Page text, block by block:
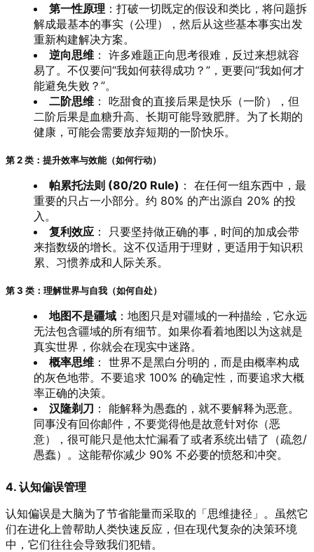
第一性原理 ：打破一切既定的假设和类比，将问题拆
解成最基本的事实（公理），然后从这些基本事实出发
重新构建解决方案。
逆向思维 ： 许多难题正向思考很难，反过来想就容
易了。不仅要问“我如何获得成功？”，更要问“我如何才
能避免失败？”。
二阶思维 ： 吃甜食的直接后果是快乐（一阶），但
二阶后果是血糖升高、长期可能导致肥胖。为了长期的
健康，可能会需要放弃短期的一阶快乐。
第 2 类：提升效率与效能（如何行动）
帕累托法则 (80/20 Rule) ： 在任何一组东西中，最
重要的只占一小部分。约 80% 的产出源自 20% 的投
入。
复利效应 ： 只要坚持做正确的事，时间的加成会带
来指数级的增长。这不仅适用于理财，更适用于知识积
累、习惯养成和人际关系。
第 3 类：理解世界与自我（如何自处）
地图不是疆域 ：地图只是对疆域的一种描绘，它永远
无法包含疆域的所有细节。如果你看着地图以为这就是
真实世界，你就会在现实中迷路。
概率思维 ： 世界不是黑白分明的，而是由概率构成
的灰色地带。不要追求 100% 的确定性，而要追求大概
率正确的决策。
汉隆剃刀 ： 能解释为愚蠢的，就不要解释为恶意。
同事没有回你邮件，不要觉得他是故意针对你（恶
意），很可能只是他太忙漏看了或者系统出错了（疏忽/
愚蠢）。这能帮你减少 90% 不必要的愤怒和冲突。
4. 认知偏误管理
认知偏误是大脑为了节省能量而采取的「思维捷径」。虽然它
们在进化上曾帮助人类快速反应，但在现代复杂的决策环境
中，它们往往会导致我们犯错。